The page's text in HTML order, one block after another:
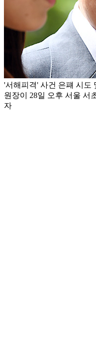
'서해피격' 사건 은퍠 시도
원장이 28일 오후 서울 서
자